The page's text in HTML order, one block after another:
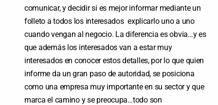
comunicar, y decidir si es mejor informar mediante un
folleto a todos los interesados explicarlo uno a uno
cuando vengan al negocio. La diferencia es obvia…y es
que además los interesados van a estar muy
interesados en conocer estos detalles, por lo que quien
informe da un gran paso de autoridad, se posiciona
como una empresa muy importante en su sector y que
marca el camino y se preocupa…todo son